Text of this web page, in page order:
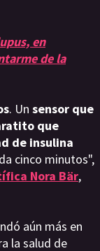
en
de la
. Un sensor que
que
de insulina
cinco minutos",
Nora Bär,
aún más en
la salud de